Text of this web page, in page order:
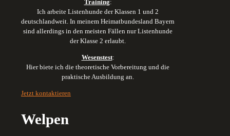
Training:
Ich arbeite Listenhunde der Klassen 1 und 2
deutschlandweit. In meinem Heimatbundesland Bayern
sind allerdings in den meisten Fällen nur Listenhunde
der Klasse 2 erlaubt.
Wesenstest:
Hier biete ich die theoretische Vorbereitung und die
praktische Ausbildung an.
Jetzt kontaktieren
Welpen